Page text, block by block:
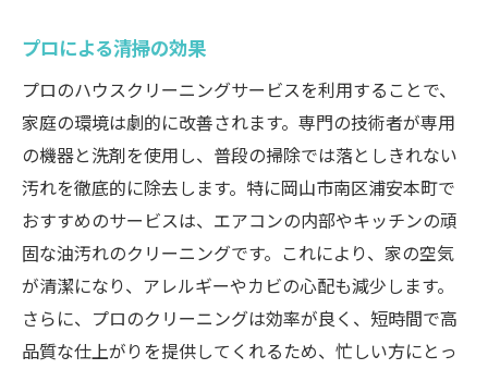
プロによる清掃の効果
プロのハウスクリーニングサービスを利用することで、
家庭の環境は劇的に改善されます。専門の技術者が専用
の機器と洗剤を使用し、普段の掃除では落としきれない
汚れを徹底的に除去します。特に岡山市南区浦安本町で
おすすめのサービスは、エアコンの内部やキッチンの頑
固な油汚れのクリーニングです。これにより、家の空気
が清潔になり、アレルギーやカビの心配も減少します。
さらに、プロのクリーニングは効率が良く、短時間で高
品質な仕上がりを提供してくれるため、忙しい方にとっ